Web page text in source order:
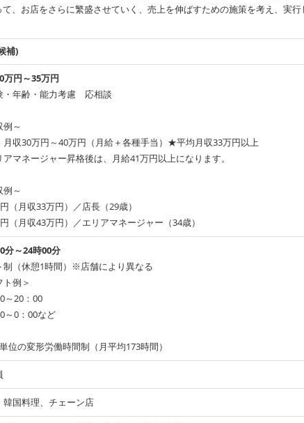
、お店をさらに繁盛させていく、売上を伸ばすための施策を考え、実行
補)
万円～35万円
年齢・能力考慮 応相談
例～
月収30万円～40万円（月給＋各種手当）★平均月収33万円以上
マネージャー昇格後は、月給41万円以上になります。
例～
（月収33万円）／店長（29歳）
（月収43万円）／エリアマネージャー（34歳）
分～24時00分
制（休憩1時間）※店舗により異なる
ト例＞
～20：00
～0：00など
位の変形労働時間制（月平均173時間）
韓国料理、チェーン店